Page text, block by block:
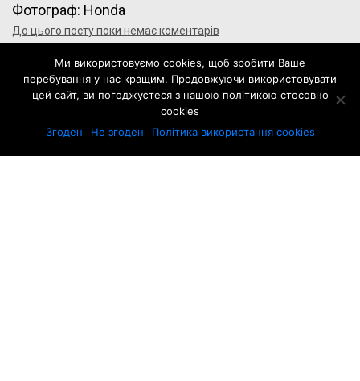
Фотограф: Honda
До цього посту поки немає коментарів
Додати свій коментар
Щоб відправити коментар вам необхідно
авторизуватись
Ми використовуємо cookies, щоб зробити Ваше
перебування у нас кращим. Продовжуючи використовувати
цей сайт, ви погоджуєтеся з нашою політикою стосовно
cookies
Згоден
Не згоден Політика використання cookies